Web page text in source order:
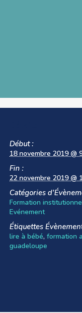
Début :
18 novembre 2019 @
Fin :
22 novembre 2019 @
Catégories
Formation
Evénement
Étiquettes
lire à bébé, formation
guadeloupe